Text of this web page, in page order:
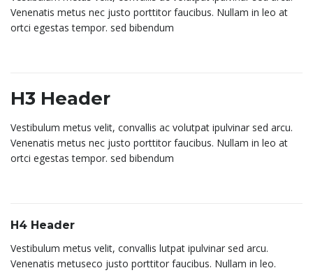
Venenatis metus nec justo porttitor faucibus. Nullam in leo at
ortci egestas tempor. sed bibendum
H3 Header
Vestibulum metus velit, convallis ac volutpat ipulvinar sed arcu.
Venenatis metus nec justo porttitor faucibus. Nullam in leo at
ortci egestas tempor. sed bibendum
H4 Header
Vestibulum metus velit, convallis lutpat ipulvinar sed arcu.
Venenatis metuseco justo porttitor faucibus. Nullam in leo.